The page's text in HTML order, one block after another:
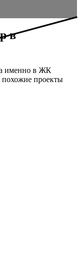
в
именно в ЖК
похожие проекты